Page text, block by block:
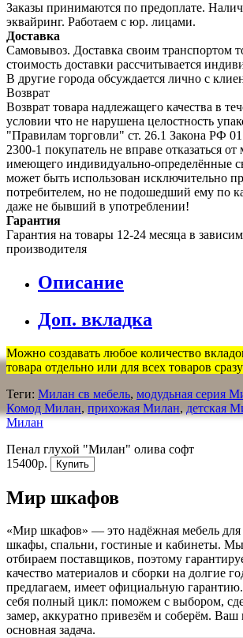
Заказы принимаются по предоплате.
эквайринг. Работаем с юр. лицами.
Доставка
Самовывоз. Доставка своим транспортом
стоимость доставки рассчитывается
В другие города обсуждается лично с
Возврат
Возврат товара надлежащего качества в
условии что не нарушена целостность
"Правилам торговли" ст. 26.1 Закона РФ 01
2300-1 покупатель не вправе отказаться от
имеющего индивидуально-определённые
может быть использован исключительно
потребителем, но не подошедший eмy по
даже не бывший в употреблении!
Гарантия
Гарантия на товары 12-24 месяца в
производителя
Описание
Доп. вкладка
Можно создавать любое количество
товара отдельно или для всех товаров сразу
Теги: Милан св мебель, модудьная серия
Комод Милан, прихожая Милан, детская
Милан
Пенал глухой "Милан" олива софт
15400р.
Купить
Мир шкафов
«Мир шкафов» — это надёжная мебель для
шкафы, спальни, гостиные и кабинеты.
отбираем поставщиков, поэтому
качество материалов и сборки на долгие
предлагаем, имеет официальную
себя полный цикл: поможем с выбором,
замер, аккуратно привезём и соберём.
основная задача.